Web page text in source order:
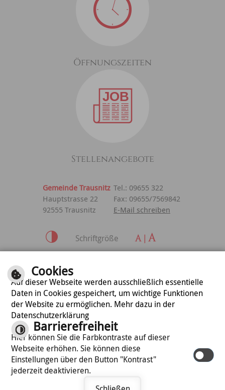
Öffnungszeiten
Stellenangebote
Gemeinde Trausnitz Tel.: 09655 322
Hauptstrasse 22
Fax: 09655/7569842
92555 Trausnitz
E-Mail schreiben
Schriftgröße
Datenschutzerklärung
optimiert für
mobile Endgeräte
©cm city media GmbH
Cookies
Auf dieser Webseite werden ausschließlich essentielle
Daten in Cookies gespeichert, um wichtige Funktionen
der Website zu ermöglichen. Mehr dazu in der
Datenschutzerklärung
Barrierefreiheit
Hier können Sie die Farbkontraste auf dieser
Webseite erhöhen. Sie können diese
Einstellungen über den Button "Kontrast"
jederzeit deaktivieren.